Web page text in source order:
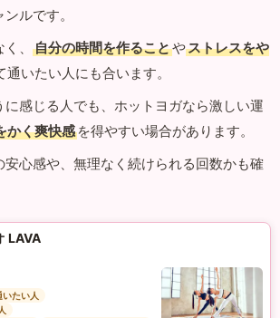
ルです。
、
自分の時間を作ることやストレスをや
通いたい人にも合います。
に感じる人でも、ホットヨガなら激しい運
かく爽快感 を得やすい場合があります。
心感や、無理なく続けられる回数かも確
LAVA
たい人